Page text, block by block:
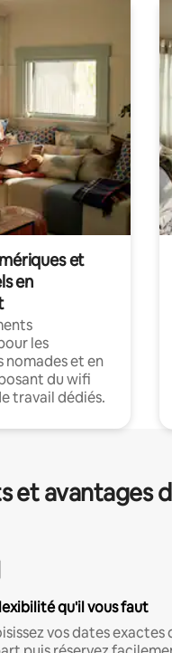
et
en
les
nomades et en
du wifi
travail dédiés.
et avantages
qu'il vous faut
vos dates exactes